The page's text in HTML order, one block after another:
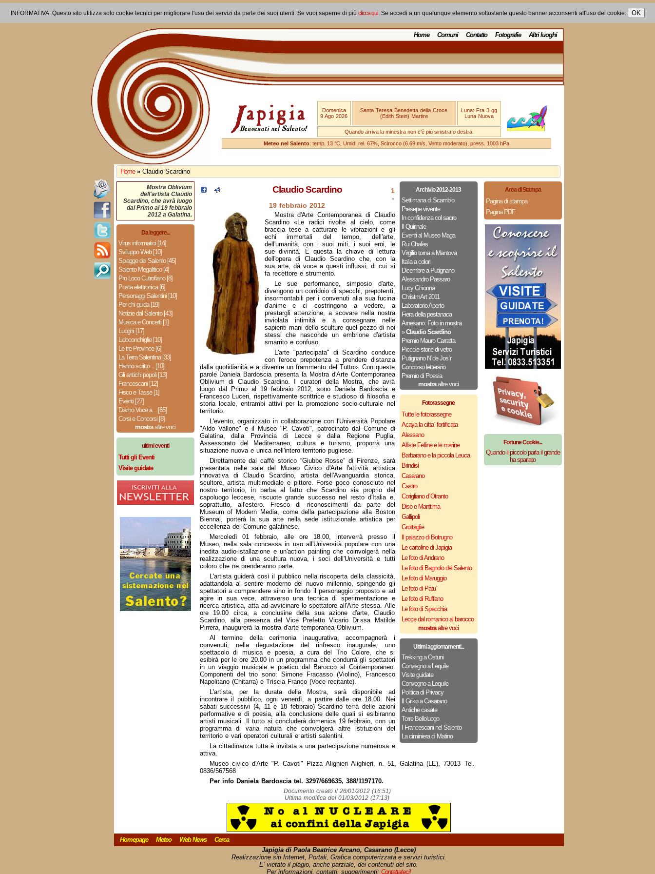
INFORMATIVA: Questo sito utilizza solo cookie tecnici per migliorare l'uso dei servizi da parte dei suoi utenti. Se vuoi saperne di più clicca qui. Se accedi a un qualunque elemento sottostante questo banner acconsenti all'uso dei cookie.
Home Comuni Contatto Fotografie Altri luoghi
Domenica
9 Ago 2026
Santa Teresa Benedetta della Croce
(Edith Stein) Martire
Luna: Fra 3 gg
Luna Nuova
Quando arriva la minestra non c'è più sinistra o destra.
Meteo nel Salento: temp. 13 °C, Umid. rel. 67%, Scirocco (6.69 m/s, Vento moderato), press. 1003 hPa
Home » Claudio Scardino
Mostra Oblivium
dell'artista Claudio
Scardino, che avrà luogo
dal Primo al 19 febbraio
2012 a Galatina.
Da leggere...
Virus informatici [14]
Sviluppo Web [10]
Spiagge del Salento [45]
Salento Megalitico [4]
Pro Loco Cutrofiano [8]
Posta elettronica [6]
Personaggi Salentini [10]
Per chi guida [19]
Notizie dal Salento [43]
Musica e Concerti [1]
Luoghi [17]
Lidoconchiglie [10]
Le tre Province [6]
La Terra Salentina [33]
Hanno scritto... [10]
Gli antichi popoli [13]
Francescani [12]
Fisco e Tasse [1]
Eventi [27]
Diamo Voce a... [65]
Corsi e Concorsi [8]
mostraaltre voci
ultimi eventi
Tutti gli Eventi
Visite guidate
Archivio 2012-2013
Settimana di Scambio
Presepe vivente
In confidenza col sacro
Il Quirinale
Eventi al Museo Maga
Rui Chafes
Virgilio torna a Mantova
Italia a colori
Dicembre a Putignano
Alessandro Passaro
Lucy Ghionna
ChristmArt 2011
Laboratorio Aperto
Fiera della pestanaca
Arnesano: Foto in mostra
»Claudio Scardino
Premio Mauro Carratta
Piccole storie di vetro
Putignano N`de Jos`r
Concorso letterario
Premio di Poesia
mostraaltre voci
Fotorassegne
Tutte le fotorassegne
Acaya la citta` fortificata
Alessano
Alliste Felline e le marine
Barbarano e la piccola Leuca
Brindisi
Casarano
Castro
Corigliano d`Otranto
Diso e Marittima
Gallipoli
Grottaglie
Il palazzo di Botrugno
Le cartoline di Japigia
Le foto di Andrano
Le foto di Bagnolo del Salento
Le foto di Maruggio
Le foto di Patu`
Le foto di Ruffano
Le foto di Specchia
Lecce dal romanico al barocco
mostraaltre voci
Ultimi aggiornamenti...
Trekking a Ostuni
Convegno a Lequile
Visite guidate
Convegno a Lequile
Politica di Privacy
Il Griko a Casarano
Antiche casate
Torre Belloluogo
I Francescani nel Salento
La ciminiera di Matino
Claudio Scardino
1
-
19 febbraio 2012
Mostra d'Arte Contemporanea di Claudio
Scardino «Le radici rivolte al cielo, come
braccia tese a catturare le vibrazioni e gli
echi immortali del tempo, dell'arte,
dell'umanità, con i suoi miti, i suoi eroi, le
sue divinità. È questa la chiave di lettura
dell'opera di Claudio Scardino che, con la
sua arte, dà voce a questi influssi, di cui si
fa recettore e strumento.
Le sue performance, simposio d'arte,
divengono un corridoio di specchi, prepotenti,
insormontabili per i convenuti alla sua fucina
d'anime e ci costringono a vedere, a
prestargli attenzione, a scovare nella nostra
inviolata intimità e a consegnare nelle
sapienti mani dello sculture quel pezzo di noi
stessi che nasconde un embrione d'artista
smarrito e confuso.
L'arte "partecipata" di Scardino conduce
con feroce prepotenza a prendere distanza
dalla quotidianità e a divenire un frammento del Tutto». Con queste
parole Daniela Bardoscia presenta la Mostra d'Arte Contemporanea
Oblivium di Claudio Scardino. I curatori della Mostra, che avrà
luogo dal Primo al 19 febbraio 2012, sono Daniela Bardoscia e
Francesco Luceri, rispettivamente scrittrice e studioso di filosofia e
storia locale, entrambi attivi per la promozione socio-culturale nel
territorio.
L'evento, organizzato in collaborazione con l'Università Popolare
"Aldo Vallone" e il Museo "P. Cavoti", patrocinato dal Comune di
Galatina, dalla Provincia di Lecce e dalla Regione Puglia,
Assessorato del Mediterraneo, cultura e turismo, proporrà una
situazione nuova e unica nell'intero territorio pugliese.
Direttamente dal caffè storico “Giubbe Rosse” di Firenze, sarà
presentata nelle sale del Museo Civico d'Arte l'attività artistica
innovativa di Claudio Scardino, artista dell'Avanguardia storica,
scultore, artista multimediale e pittore. Forse poco conosciuto nel
nostro territorio, in barba al fatto che Scardino sia proprio del
capoluogo leccese, riscuote grande successo nel resto d'Italia e,
soprattutto, all'estero. Fresco di riconoscimenti da parte del
Museum of Modern Media, come della partecipazione alla Boston
Biennal, porterà la sua arte nella sede istituzionale artistica per
eccellenza del Comune galatinese.
Mercoledì 01 febbraio, alle ore 18.00, interverrà presso il
Museo, nella sala concessa in uso all'Università popolare con una
inedita audio-istallazione e un'action painting che coinvolgerà nella
realizzazione di una scultura nuova, i soci dell'Università e tutti
coloro che ne prenderanno parte.
L'artista guiderà così il pubblico nella riscoperta della classicità,
adattandola al sentire moderno del nuovo millennio, spingendo gli
spettatori a comprendere sino in fondo il personaggio proposto e ad
agire in sua vece, attraverso una tecnica di sperimentazione e
ricerca artistica, atta ad avvicinare lo spettatore all'Arte stessa. Alle
ore 19.00 circa, a conclusine della sua azione d'arte, Claudio
Scardino, alla presenza del Vice Prefetto Vicario Dr.ssa Matilde
Pirrera, inaugurerà la mostra d'arte temporanea Oblivium.
Al termine della cerimonia inaugurativa, accompagnerà i
convenuti, nella degustazione del rinfresco inaugurale, uno
spettacolo di musica e poesia, a cura del Trio Colore, che si
esibirà per le ore 20.00 in un programma che condurrà gli spettatori
in un viaggio musicale e poetico dal Barocco al Contemporaneo.
Componenti del trio sono: Simone Fracasso (Violino), Francesco
Napolitano (Chitarra) e Triscia Franco (Voce recitante).
L'artista, per la durata della Mostra, sarà disponibile ad
incontrare il pubblico, ogni venerdì, a partire dalle ore 18.00. Nei
sabati successivi (4, 11 e 18 febbraio) Scardino terrà delle azioni
performative e di poesia, alla conclusione delle quali si esibiranno
artisti musicali. Il tutto si concluderà domenica 19 febbraio, con un
programma di varia natura che coinvolgerà altre istituzioni del
territorio e vari operatori culturali e artisti salentini.
La cittadinanza tutta è invitata a una partecipazione numerosa e
attiva.
Museo civico d'Arte "P. Cavoti" Pizza Alighieri Alighieri, n. 51, Galatina (LE), 73013 Tel.
0836/567568
Per info Daniela Bardoscia tel. 3297/669635, 388/1197170.
Documento creato il 26/01/2012 (16:51)
Ultima modifica del 01/03/2012 (17:13)
Area di Stampa
Pagina di stampa
Pagina PDF
Fortune Cookie...
Quando il piccolo parla il grande
ha sparlato
Homepage Meteo Web News
Cerca
Japigia di Paola Beatrice Arcano, Casarano (Lecce)
Realizzazione siti Internet, Portali, Grafica computerizzata e servizi turistici.
E' vietato il plagio, anche parziale, dei contenuti del sito.
Per informazioni, contatti, suggerimenti: Contattateci!